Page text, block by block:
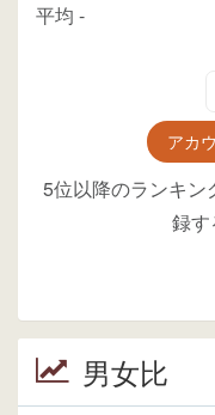
平均 -
アカ
5位以降のランキン
録
男女比